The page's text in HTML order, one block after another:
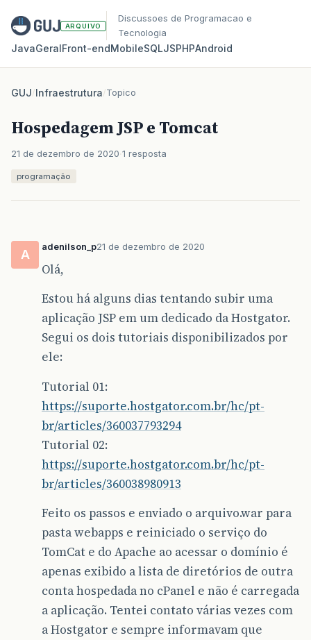
ARQUIVO
Discussoes de Programacao e
Tecnologia
JavaGeralFront‑endMobileSQLJSPHPAndroid
GUJ/Infraestrutura/Topico
Hospedagem JSP e Tomcat
21 de dezembro de 2020 1 resposta
programação
A
adenilson_p21 de dezembro de 2020
Olá,
Estou há alguns dias tentando subir uma
aplicação JSP em um dedicado da Hostgator.
Segui os dois tutoriais disponibilizados por
ele:
Tutorial 01:
https://suporte.hostgator.com.br/hc/pt-
br/articles/360037793294
Tutorial 02:
https://suporte.hostgator.com.br/hc/pt-
br/articles/360038980913
Feito os passos e enviado o arquivo.war para
pasta webapps e reiniciado o serviço do
TomCat e do Apache ao acessar o domínio é
apenas exibido a lista de diretórios de outra
conta hospedada no cPanel e não é carregada
a aplicação. Tentei contato várias vezes com
a Hostgator e sempre informavam que